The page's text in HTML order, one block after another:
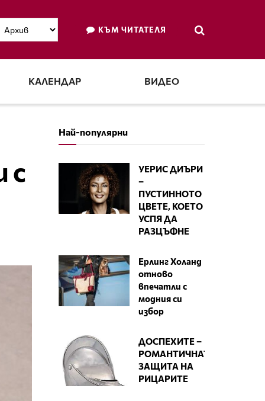
КЪМ ЧИТАТЕЛЯ
КАЛЕНДАР ВИДЕО
с
Най-популярни
УЕРИС ДИЪРИ
–
ПУСТИННОТО
ЦВЕТЕ, КОЕТО
УСПЯ ДА
РАЗЦЪФНЕ
Ерлинг Холанд
отново
впечатли с
модния си
избор
ДОСПЕХИТЕ –
РОМАНТИЧНАТА
ЗАЩИТА НА
РИЦАРИТЕ